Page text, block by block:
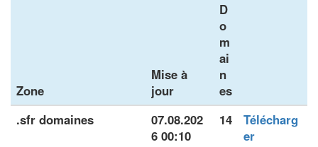
Zone
Mise à
jour
D
o
m
ai
n
es
.sfr domaines
07.08.202
6 00:10
14
Télécharg
er